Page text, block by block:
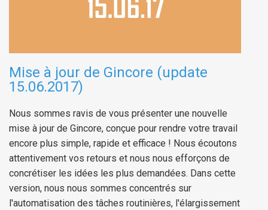
Mise à jour de Gincore (update
15.06.2017)
Nous sommes ravis de vous présenter une nouvelle
mise à jour de Gincore, conçue pour rendre votre travail
encore plus simple, rapide et efficace ! Nous écoutons
attentivement vos retours et nous nous efforçons de
concrétiser les idées les plus demandées. Dans cette
version, nous nous sommes concentrés sur
l'automatisation des tâches routinières, l'élargissement